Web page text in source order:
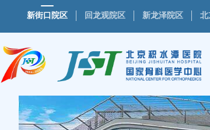
新街口院区 回龙观院区 新龙泽院区 北